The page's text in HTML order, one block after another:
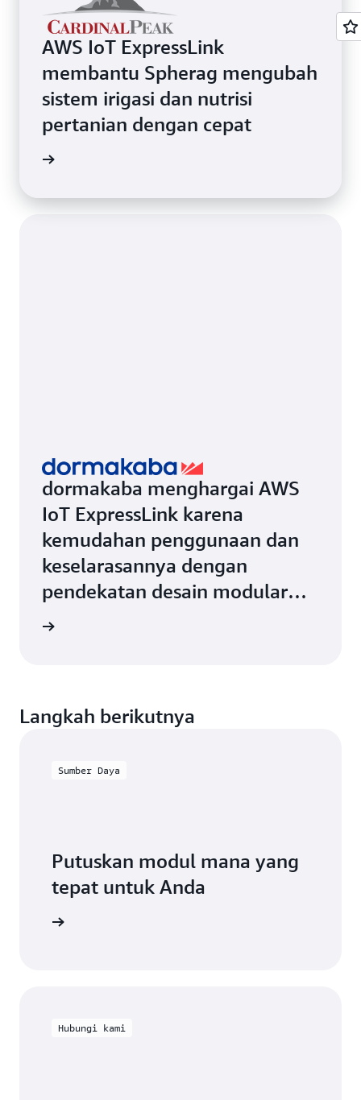
AWS IoT ExpressLink
membantu Spherag mengubah
sistem irigasi dan nutrisi
pertanian dengan cepat
dormakaba menghargai AWS
IoT ExpressLink karena
kemudahan penggunaan dan
keselarasannya dengan
pendekatan desain modular
mereka
Langkah berikutnya
Sumber Daya
Putuskan modul mana yang
tepat untuk Anda
Hubungi kami